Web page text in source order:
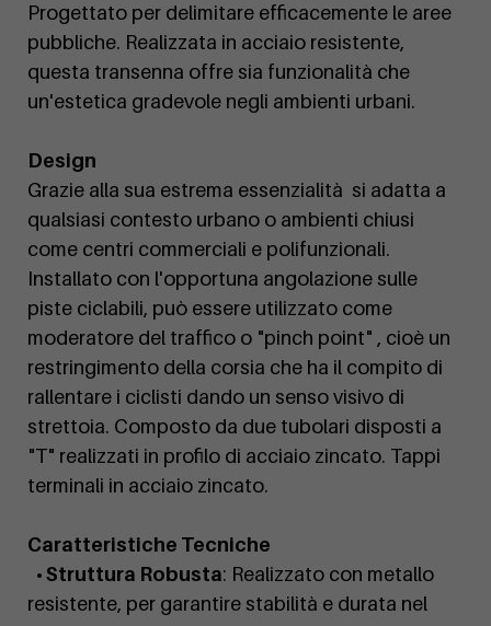
Progettato per delimitare efficacemente le aree
pubbliche. Realizzata in acciaio resistente,
questa transenna offre sia funzionalità che
un'estetica gradevole negli ambienti urbani.
Design
Grazie alla sua estrema essenzialità si adatta a
qualsiasi contesto urbano o ambienti chiusi
come centri commerciali e polifunzionali.
Installato con l'opportuna angolazione sulle
piste ciclabili, può essere utilizzato come
moderatore del traffico o "pinch point" , cioè un
restringimento della corsia che ha il compito di
rallentare i ciclisti dando un senso visivo di
strettoia. Composto da due tubolari disposti a
"T" realizzati in profilo di acciaio zincato. Tappi
terminali in acciaio zincato.
Caratteristiche Tecniche
• Struttura Robusta: Realizzato con metallo
resistente, per garantire stabilità e durata nel